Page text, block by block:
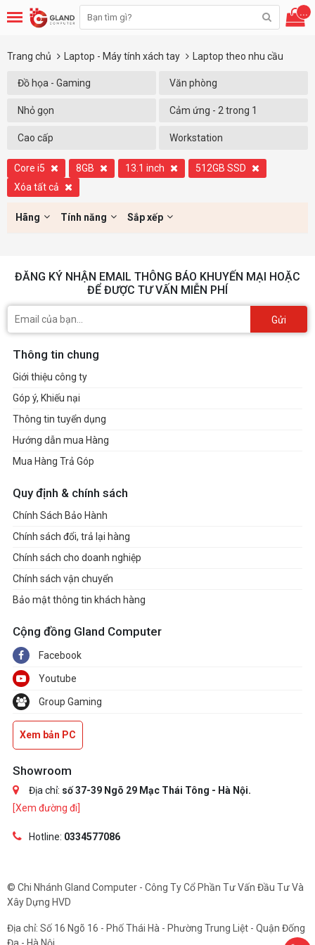
...
Trang chủ Laptop - Máy tính xách tay Laptop theo nhu cầu
Đồ họa - Gaming Văn phòng
Nhỏ gọn Cảm ứng - 2 trong 1
Cao cấp Workstation
Core i5 8GB 13.1 inch
512GB SSD
Xóa tất cả
Hãng Tính năng Sắp xếp
ĐĂNG KÝ NHẬN EMAIL THÔNG BÁO KHUYẾN MẠI HOẶC
ĐỂ ĐƯỢC TƯ VẤN MIỄN PHÍ
Gửi
Thông tin chung
Giới thiệu công ty
Góp ý, Khiếu nại
Thông tin tuyển dụng
Hướng dẫn mua Hàng
Mua Hàng Trả Góp
Quy định & chính sách
Chính Sách Bảo Hành
Chính sách đổi, trả lại hàng
Chính sách cho doanh nghiệp
Chính sách vận chuyển
Bảo mật thông tin khách hàng
Cộng đồng Gland Computer
Facebook
Youtube
Group Gaming
Xem bản PC
Showroom
Địa chỉ: số 37-39 Ngõ 29 Mạc Thái Tông - Hà Nội.
[Xem đường đi]
Hotline: 0334577086
© Chi Nhánh Gland Computer - Công Ty Cổ Phần Tư Vấn Đầu Tư Và
Xây Dựng HVD
Địa chỉ: Số 16 Ngõ 16 - Phố Thái Hà - Phường Trung Liệt - Quận Đống